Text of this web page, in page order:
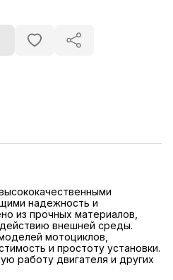
надежность и
из прочных материалов,
внешней среды.
мотоциклов,
и простоту установки.
работу двигателя и других